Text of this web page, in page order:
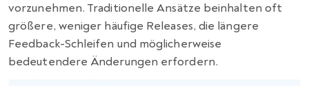
vorzunehmen. Traditionelle Ansätze beinhalten oft
größere, weniger häufige Releases, die längere
Feedback-Schleifen und möglicherweise
bedeutendere Änderungen erfordern.